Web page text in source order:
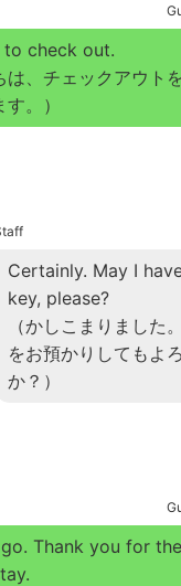
to check out.
は、チェックアウト
。）
Certainly. May I
key, please?
（かしこまりました
をお預かりしてもよ
か？）
Thank you for the